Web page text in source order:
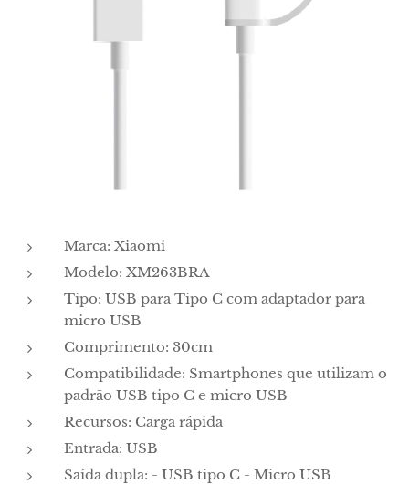
Marca: Xiaomi
Modelo: XM263BRA
Tipo: USB para Tipo C com adaptador para
micro USB
Comprimento: 30cm
Compatibilidade: Smartphones que utilizam o
padrão USB tipo C e micro USB
Recursos: Carga rápida
Entrada: USB
Saída dupla: - USB tipo C - Micro USB